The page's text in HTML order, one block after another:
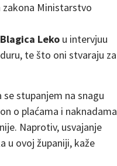
Ministarstvo
Blagica Leko u intervjuu
te što oni stvaraju za
stupanjem na snagu
o plaćama i naknadama
Naprotiv, usvajanje
u ovoj županiji, kaže